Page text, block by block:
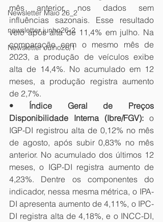
Newsletter Maio 26_2
newsletter junho26-2
Newsletter Julho26/1
mês anterior, nos dados sem
influências sazonais. Esse resultado
veio após alta de 11,4% em julho. Na
comparação com o mesmo mês de
2023, a produção de veículos exibe
alta de 14,4%. No acumulado em 12
meses, a produção registra aumento
de 2,7%.
• Índice Geral de Preços
Disponibilidade Interna (Ibre/FGV): o
IGP-DI registrou alta de 0,12% no mês
de agosto, após subir 0,83% no mês
anterior. No acumulado dos últimos 12
meses, o IGP-DI registra aumento de
4,23%. Dentre os componentes do
indicador, nessa mesma métrica, o IPA-
DI apresenta aumento de 4,11%, o IPC-
DI registra alta de 4,18%, e o INCC-DI,